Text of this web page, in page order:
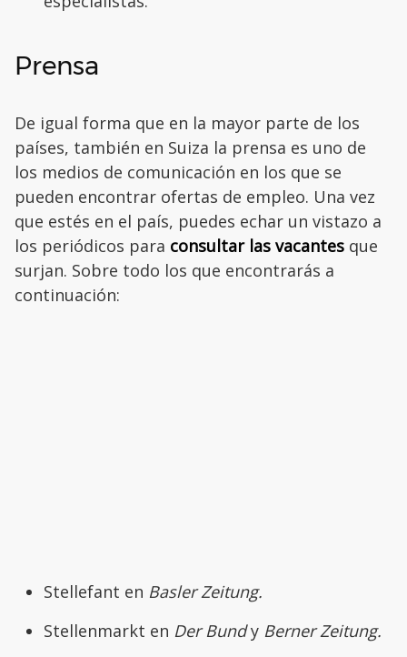
Prensa
De igual forma que en la mayor parte de los
países, también en Suiza la prensa es uno de
los medios de comunicación en los que se
pueden encontrar ofertas de empleo. Una vez
que estés en el país, puedes echar un vistazo a
los periódicos para consultar las vacantes que
surjan. Sobre todo los que encontrarás a
continuación:
Stellefant en Basler Zeitung.
Stellenmarkt en Der Bundy Berner Zeitung.